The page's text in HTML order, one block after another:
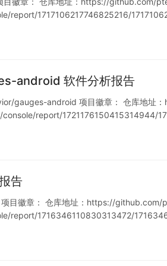
report/1717106217746825216/
android 软件分析报告
gauges-android 项目徽章： 仓库地址
report/1721176150415314944/
告
目徽章： 仓库地址：https://github.com/
report/1716346110830313472/